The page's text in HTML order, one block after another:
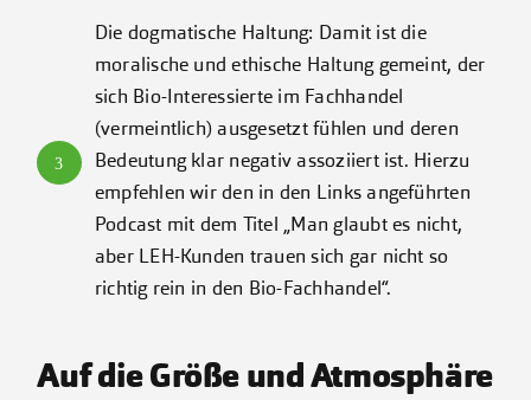
3
Die dogmatische Haltung: Damit ist die
moralische und ethische Haltung gemeint, der
sich Bio-Interessierte im Fachhandel
(vermeintlich) ausgesetzt fühlen und deren
Bedeutung klar negativ assoziiert ist. Hierzu
empfehlen wir den in den Links angeführten
Podcast mit dem Titel „Man glaubt es nicht,
aber LEH-Kunden trauen sich gar nicht so
richtig rein in den Bio-Fachhandel“.
Auf die Größe und Atmosphäre